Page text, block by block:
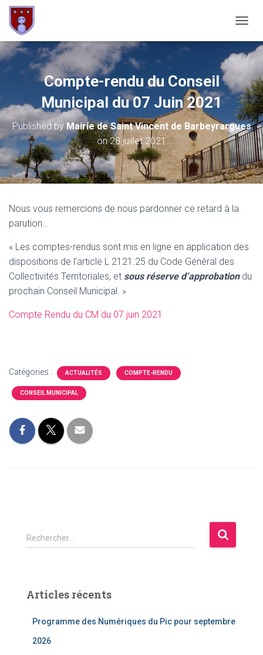
Compte-rendu du Conseil
Municipal du 07 Juin 2021
Published byMairie de Saint Vincent de Barbeyrargues
on28 juillet 2021
Nous vous remercions de nous pardonner ce retard à la
parution…
« Les comptes-rendus sont mis en ligne en application des
dispositions de l’article L 2121.25 du Code Général des
Collectivités Territoriales, et sous réserve d’approbationdu
prochain Conseil Municipal. »
Compte Rendu du CM du 07 juin 2021
Catégories : ACTUALITÉS COMPTE-RENDU
CONSEIL MUNICIPAL
R
e
r
Rechercher…
Articles récents
Programme des Numériques du Pic pour septembre
2026